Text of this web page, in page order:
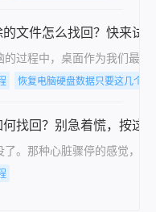
的文件怎么找回？快来试
的过程中，桌面作为我们最
恢复电脑硬盘数据只要这几个步
找回？别急着慌，按这
了。那种心脏骤停的感觉，